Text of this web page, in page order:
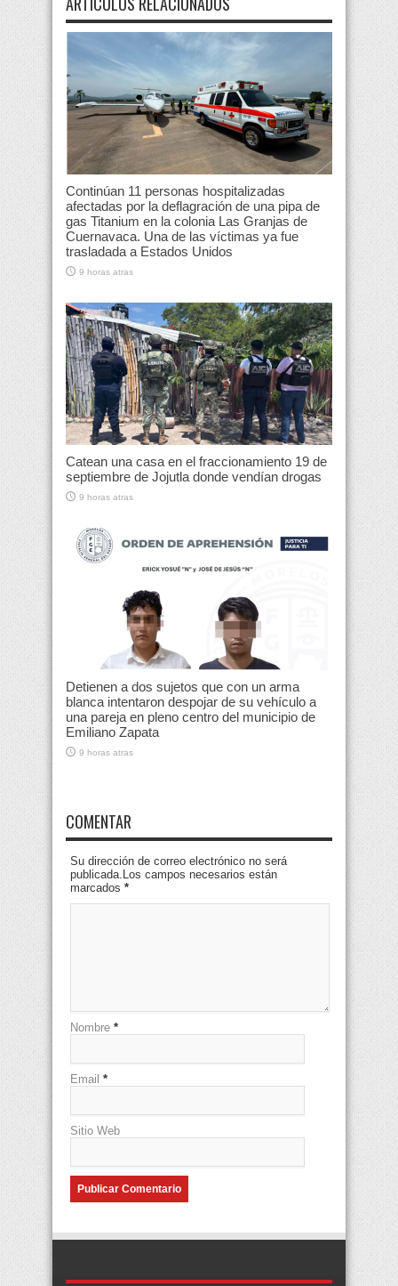
Continúan 11 personas hospitalizadas
afectadas por la deflagración de una pipa de
gas Titanium en la colonia Las Granjas de
Cuernavaca. Una de las víctimas ya fue
trasladada a Estados Unidos
9 horas atras
Catean una casa en el fraccionamiento 19 de
septiembre de Jojutla donde vendían drogas
9 horas atras
Detienen a dos sujetos que con un arma
blanca intentaron despojar de su vehículo a
una pareja en pleno centro del municipio de
Emiliano Zapata
9 horas atras
COMENTAR
Su dirección de correo electrónico no será
publicada.Los campos necesarios están
marcados *
Nombre *
Email *
Sitio Web